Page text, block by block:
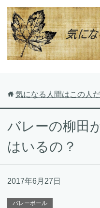
気になる人間はこの人だ
バレーの柳田
はいるの？
2017年6月27日
バレーボール